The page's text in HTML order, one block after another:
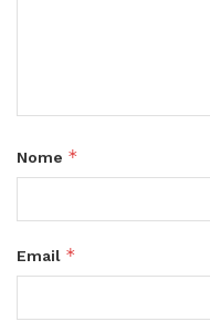
Nome *
Email *